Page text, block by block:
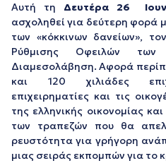
Αυτή τη Δευτέρα 26
ασχοληθεί για δεύτερη φορά
των «κόκκινων δανείων»,
Ρύθμισης Οφειλών των
Διαμεσολάβηση. Αφορά
και 120 χιλιάδες
επιχειρηματίες και τις
της ελληνικής οικονομίας
των τραπεζών που θα
ρευστότητα για γρήγορη
μιας σειράς εκπομπών για το